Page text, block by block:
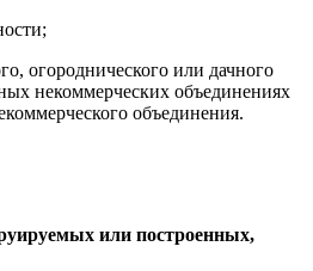
огороднического или дачного
некоммерческих объединениях
объединения.
или построенных,